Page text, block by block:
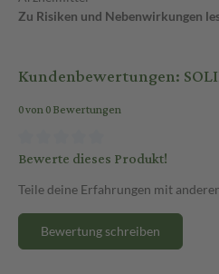
Zu Risiken und Nebenwirkungen
Kundenbewertungen:
0 von 0 Bewertungen
Bewerte dieses Produkt!
Teile deine Erfahrungen mit
Bewertung schreiben